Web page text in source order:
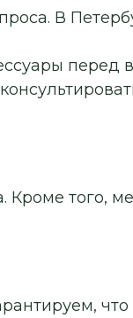
В
перед
Кроме того,